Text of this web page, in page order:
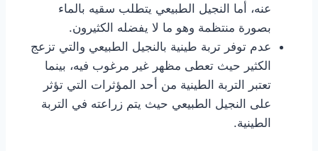
عنه، أما النجيل الطبيعي يتطلب سقيه بالماء
بصورة منتظمة وهو ما لا يفضله الكثيرون.
عدم توفر تربة طينية بالنجيل الطبيعي والتي تزعج
الكثير حيث تعطى مظهر غير مرغوب فيه، بينما
تعتبر التربة الطينية من أحد المؤثرات التي تؤثر
على النجيل الطبيعي حيث يتم زراعته في التربة
الطينية.